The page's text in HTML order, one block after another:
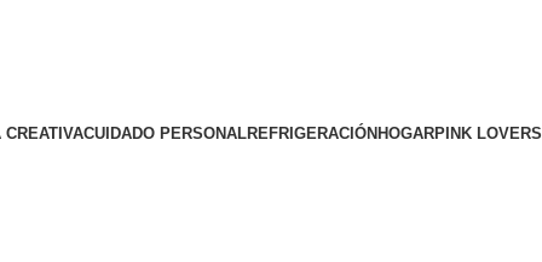
CREATIVACUIDADO PERSONALREFRIGERACIÓN HOGARPINK LOVERS